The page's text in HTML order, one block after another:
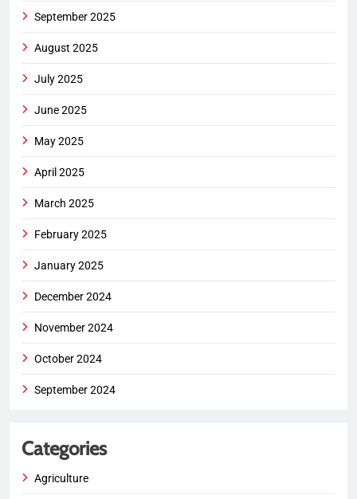
September 2025
August 2025
July 2025
June 2025
May 2025
April 2025
March 2025
February 2025
January 2025
December 2024
November 2024
October 2024
September 2024
Categories
Agriculture